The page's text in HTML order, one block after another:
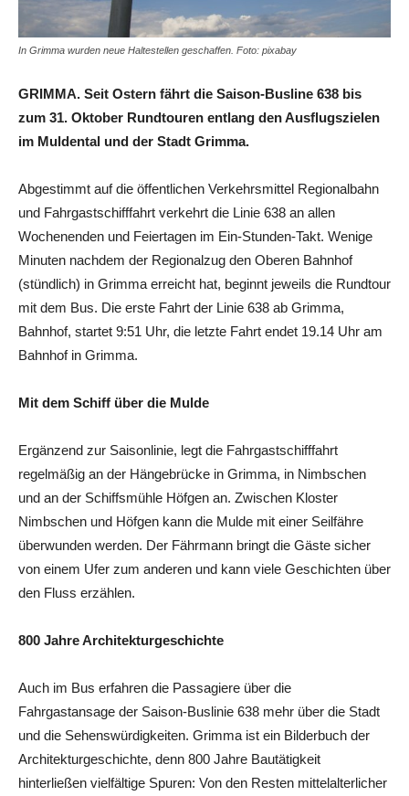
In Grimma wurden neue Haltestellen geschaffen. Foto: pixabay
GRIMMA. Seit Ostern fährt die Saison-Busline 638 bis
zum 31. Oktober Rundtouren entlang den Ausflugszielen
im Muldental und der Stadt Grimma.
Abgestimmt auf die öffentlichen Verkehrsmittel Regionalbahn
und Fahrgastschifffahrt verkehrt die Linie 638 an allen
Wochenenden und Feiertagen im Ein-Stunden-Takt. Wenige
Minuten nachdem der Regionalzug den Oberen Bahnhof
(stündlich) in Grimma erreicht hat, beginnt jeweils die Rundtour
mit dem Bus. Die erste Fahrt der Linie 638 ab Grimma,
Bahnhof, startet 9:51 Uhr, die letzte Fahrt endet 19.14 Uhr am
Bahnhof in Grimma.
Mit dem Schiff über die Mulde
Ergänzend zur Saisonlinie, legt die Fahrgastschifffahrt
regelmäßig an der Hängebrücke in Grimma, in Nimbschen
und an der Schiffsmühle Höfgen an. Zwischen Kloster
Nimbschen und Höfgen kann die Mulde mit einer Seilfähre
überwunden werden. Der Fährmann bringt die Gäste sicher
von einem Ufer zum anderen und kann viele Geschichten über
den Fluss erzählen.
800 Jahre Architekturgeschichte
Auch im Bus erfahren die Passagiere über die
Fahrgastansage der Saison-Buslinie 638 mehr über die Stadt
und die Sehenswürdigkeiten. Grimma ist ein Bilderbuch der
Architekturgeschichte, denn 800 Jahre Bautätigkeit
hinterließen vielfältige Spuren: Von den Resten mittelalterlicher